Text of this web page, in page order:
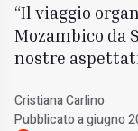
Il viaggio
Mozambico da
nostre
Cristiana Carlino
Pubblicato a giugno